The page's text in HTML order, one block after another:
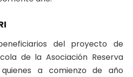
del proyecto de
de la Asociación Reserva
a comienzo de año